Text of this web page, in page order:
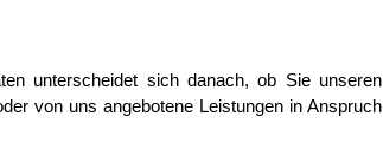
unterscheidet sich danach, ob Sie unseren
von uns angebotene Leistungen in Anspruch